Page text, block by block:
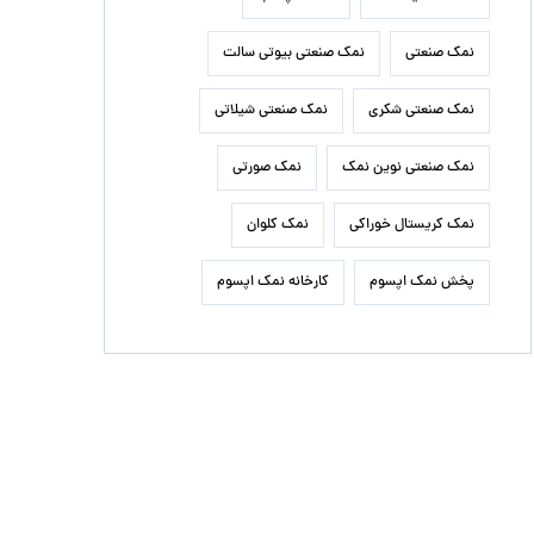
نمک صنعتی نمک صنعتی بیوتی سالت
نمک صنعتی شکری نمک صنعتی شیلاتی
نمک صنعتی نوین نمک نمک صورتی
نمک کریستال خوراکی نمک کلوان
پخش نمک اپسوم کارخانه نمک اپسوم